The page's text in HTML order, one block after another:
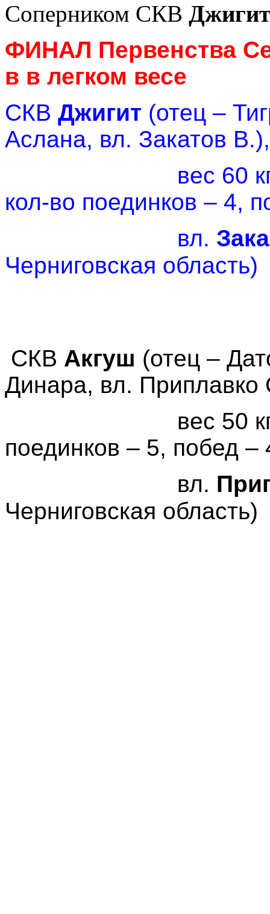
Соперником СКВ
ФИНАЛ Первенства
в в легком весе
СКВ Джигит (отец –
Аслана, вл. Закатов В.),
вес 60
кол-во поединков – 4,
вл.
Черниговская область)
СКВ Акгуш (отец –
Динара, вл. Приплавко
вес 50
поединков – 5, побед
вл.
Черниговская область)